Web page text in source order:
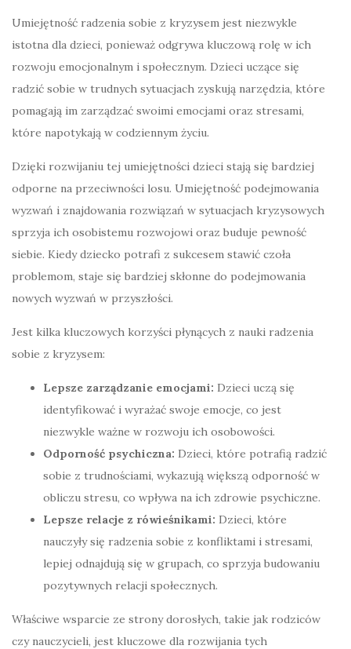
Umiejętność radzenia sobie z kryzysem jest niezwykle
istotna dla dzieci, ponieważ odgrywa kluczową rolę w ich
rozwoju emocjonalnym i społecznym. Dzieci uczące się
radzić sobie w trudnych sytuacjach zyskują narzędzia, które
pomagają im zarządzać swoimi emocjami oraz stresami,
które napotykają w codziennym życiu.
Dzięki rozwijaniu tej umiejętności dzieci stają się bardziej
odporne na przeciwności losu. Umiejętność podejmowania
wyzwań i znajdowania rozwiązań w sytuacjach kryzysowych
sprzyja ich osobistemu rozwojowi oraz buduje pewność
siebie. Kiedy dziecko potrafi z sukcesem stawić czoła
problemom, staje się bardziej skłonne do podejmowania
nowych wyzwań w przyszłości.
Jest kilka kluczowych korzyści płynących z nauki radzenia
sobie z kryzysem:
Lepsze zarządzanie emocjami: Dzieci uczą się
identyfikować i wyrażać swoje emocje, co jest
niezwykle ważne w rozwoju ich osobowości.
Odporność psychiczna: Dzieci, które potrafią radzić
sobie z trudnościami, wykazują większą odporność w
obliczu stresu, co wpływa na ich zdrowie psychiczne.
Lepsze relacje z rówieśnikami: Dzieci, które
nauczyły się radzenia sobie z konfliktami i stresami,
lepiej odnajdują się w grupach, co sprzyja budowaniu
pozytywnych relacji społecznych.
Właściwe wsparcie ze strony dorosłych, takie jak rodziców
czy nauczycieli, jest kluczowe dla rozwijania tych